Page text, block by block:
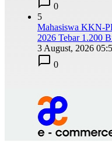
0
5
Mahasiswa KKN-
2026 Tebar 1.200
3 August, 2026
0